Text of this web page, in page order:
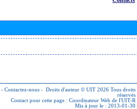
- Contactez-nous - Droits d'auteur © UIT 2026 Tous droits
réservés
Contact pour cette page : Coordinateur Web de l'UIT-R
Mis à jour le : 2013-01-30